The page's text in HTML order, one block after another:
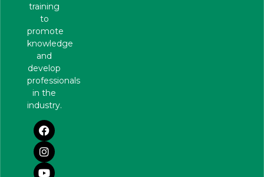
training
to
promote
knowledge
and
develop
professionals
in the
industry.